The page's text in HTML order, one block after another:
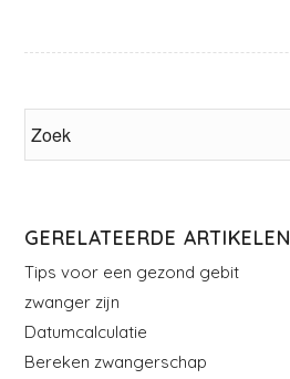
GERELATEERDE ARTIKELEN
Tips voor een gezond gebit
zwanger zijn
Datumcalculatie
Bereken zwangerschap